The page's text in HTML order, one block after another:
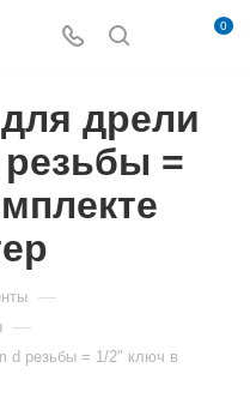
0
дрели
резьбы =
—
—
d резьбы = 1/2" ключ в